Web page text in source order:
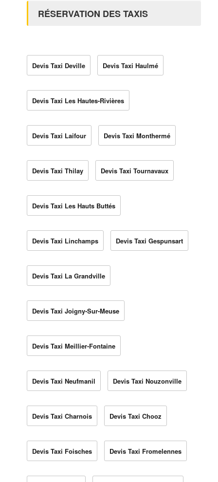
RÉSERVATION DES TAXIS
Devis Taxi Deville Devis Taxi Haulmé
Devis Taxi Les Hautes-Rivières
Devis Taxi Laifour Devis Taxi Monthermé
Devis Taxi Thilay Devis Taxi Tournavaux
Devis Taxi Les Hauts Buttés
Devis Taxi Linchamps Devis Taxi Gespunsart
Devis Taxi La Grandville
Devis Taxi Joigny-Sur-Meuse
Devis Taxi Meillier-Fontaine
Devis Taxi Neufmanil Devis Taxi Nouzonville
Devis Taxi Charnois Devis Taxi Chooz
Devis Taxi Foisches Devis Taxi Fromelennes